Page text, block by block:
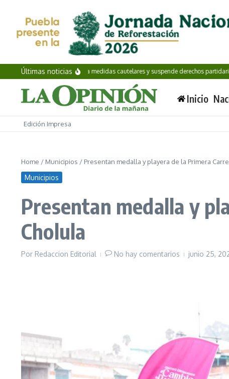
Saltar al contenido
Últimas noticias
CNHJ de Morena dicta medidas cautelares y suspende derechos partidarios a
Inicio
Edición Impresa
Home / Municipios / Presentan medalla y playera de la Primera
Municipios
Presentan medalla y
Cholula
Por Redaccion Editorial No hay comentarios junio 25,